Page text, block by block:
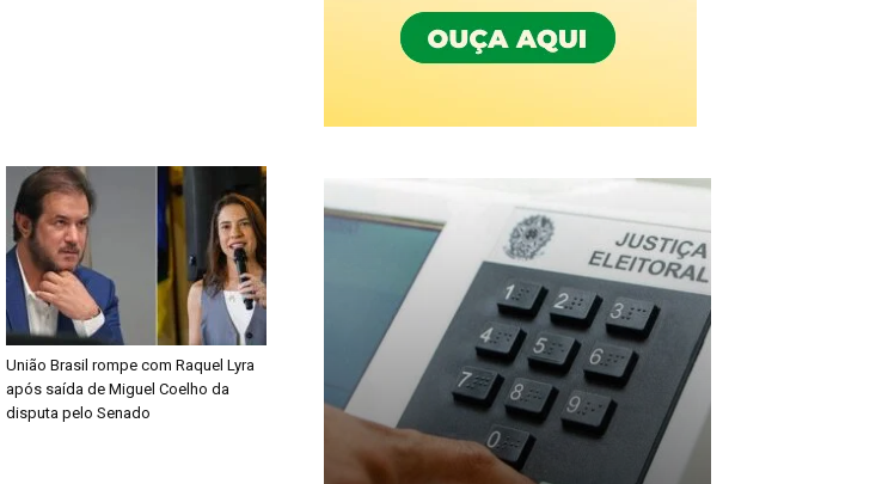
União Brasil rompe com Raquel Lyra
após saída de Miguel Coelho da
disputa pelo Senado